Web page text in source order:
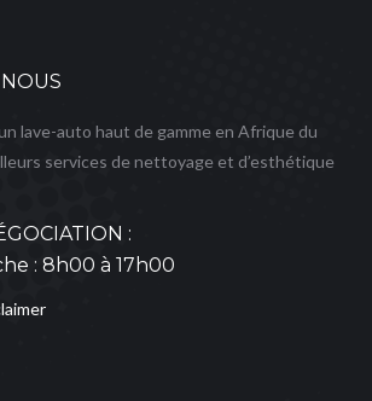
lave-auto haut de gamme en Afrique du
services de nettoyage et d’esthétique
:
: 8h00 à 17h00